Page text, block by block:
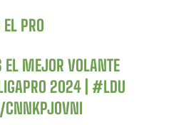
PRO
EL MEJOR VOLANTE
2024 |#LDU
CNNKPJ0VNI